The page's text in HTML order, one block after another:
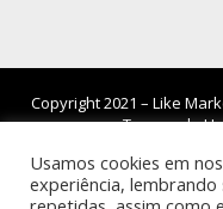
Copyright 2021 – Like
Termos de
Usamos cookies em
experiência, lembrando